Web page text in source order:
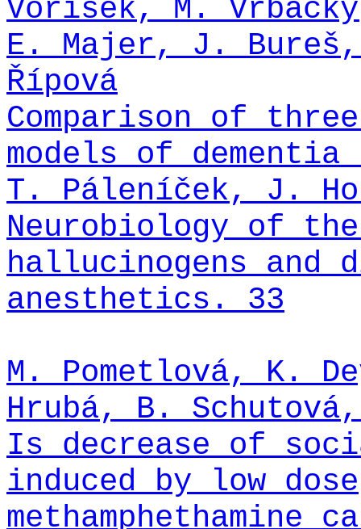
Voříšek, M.
E. Majer, J.
Řípová
Comparison of
models of
T. Páleníček, J.
Neurobiology of
hallucinogens and
anesthetics. 33
M. Pometlová, K.
Hrubá, B.
Is decrease of
induced by low dose
methamphethamine